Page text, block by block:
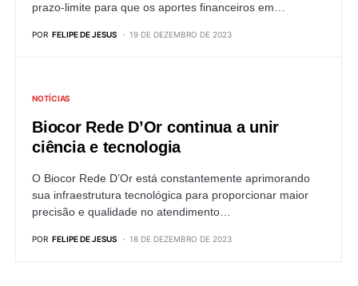
prazo-limite para que os aportes financeiros em…
POR FELIPE DE JESUS 19 DE DEZEMBRO DE 2023
NOTÍCIAS
Biocor Rede D’Or continua a unir
ciência e tecnologia
O Biocor Rede D’Or está constantemente aprimorando
sua infraestrutura tecnológica para proporcionar maior
precisão e qualidade no atendimento…
POR FELIPE DE JESUS 18 DE DEZEMBRO DE 2023